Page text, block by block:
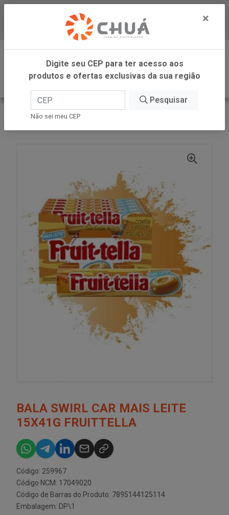
Baixe já nosso APP
0
INÍCIO
PERFETTI
BALA SWIRL CAR MAIS LEITE
15X41G FRUITTELLA
Código: 259967
Código NCM: 17049020
Código de Barras do Produto: 7895144125114
Embalagem: DP\1
×
Digite seu CEP para ter acesso aos
produtos e ofertas exclusivas da sua região
Pesquisar
Não sei meu CEP